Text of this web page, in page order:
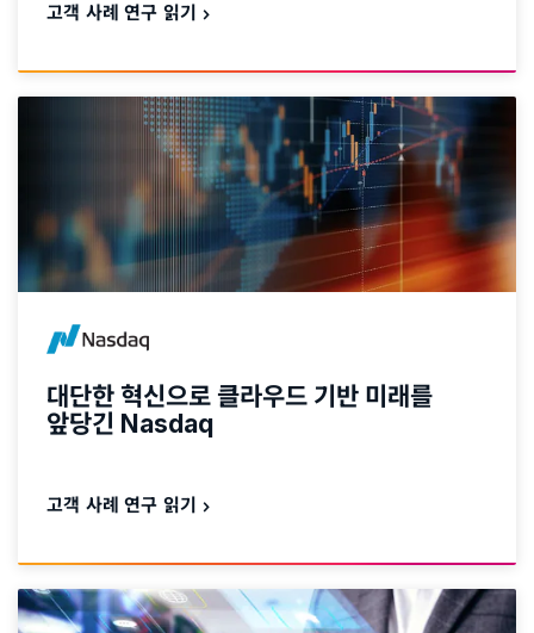
고객 사례 연구 읽기
대단한 혁신으로 클라우드 기반 미래를
앞당긴 Nasdaq
고객 사례 연구 읽기